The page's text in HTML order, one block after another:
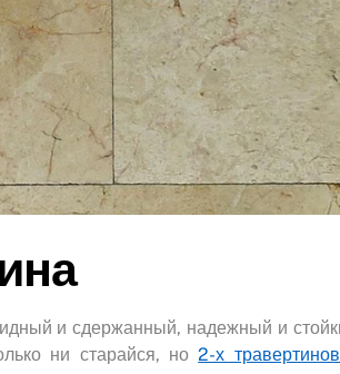
и сдержанный, надежный и
ни старайся, но2-х